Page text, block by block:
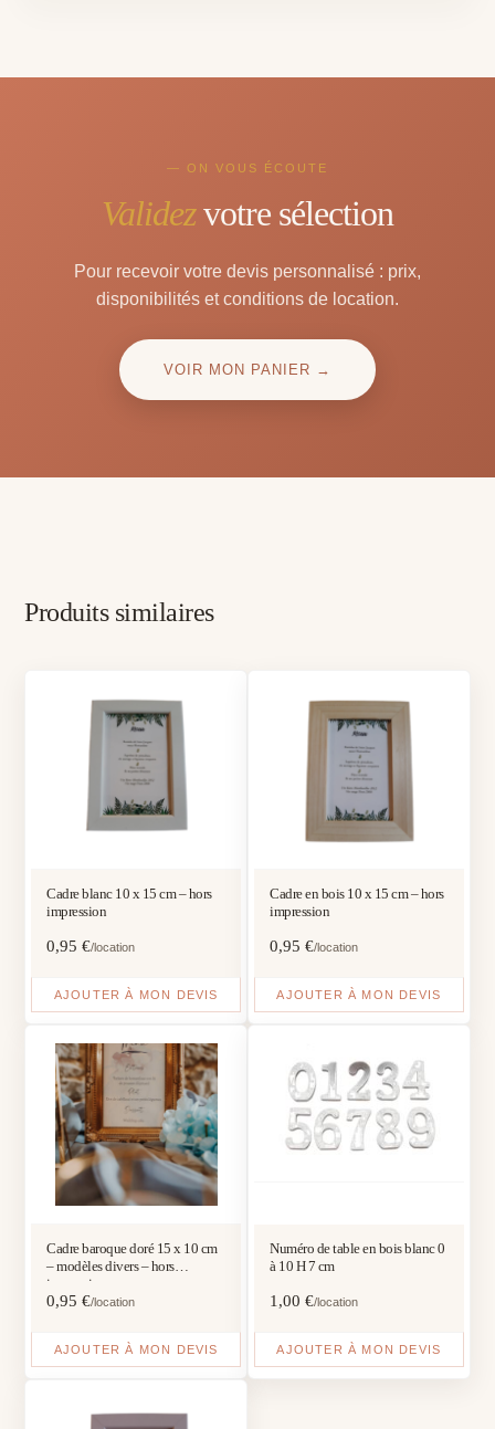
— ON VOUS ÉCOUTE
Validezvotre sélection
Pour recevoir votre devis personnalisé : prix,
disponibilités et conditions de location.
VOIR MON PANIER →
Produits similaires
Cadre blanc 10 x 15 cm – hors
impression
0,95€/location
AJOUTER À MON DEVIS
Cadre en bois 10 x 15 cm – hors
impression
0,95 €/location
AJOUTER À MON DEVIS
Cadre baroque doré 15 x 10 cm
– modèles divers – hors
impression
0,95€/location
AJOUTER À MON DEVIS
Numéro de table en bois blanc 0
à 10 H 7 cm
1,00 €/location
AJOUTER À MON DEVIS